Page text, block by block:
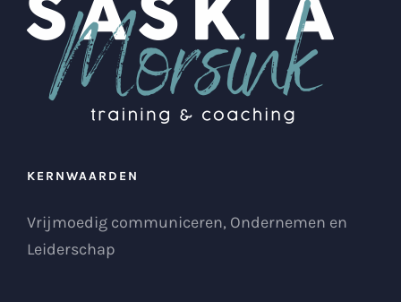
KERNWAARDEN
Vrijmoedig communiceren, Ondernemen en
Leiderschap